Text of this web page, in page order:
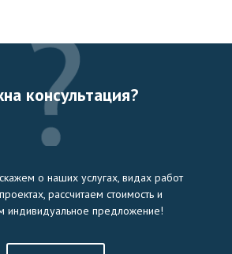
консультация?
о наших услугах, видах работ
рассчитаем стоимость и
индивидуальное предложение!